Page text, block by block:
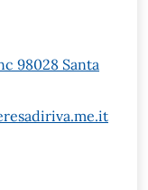
98028 Santa